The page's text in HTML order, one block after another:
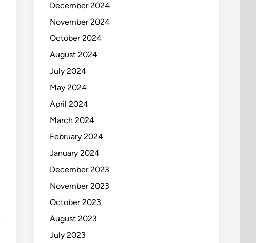
December 2024
November 2024
October 2024
August 2024
July 2024
May 2024
April 2024
March 2024
February 2024
January 2024
December 2023
November 2023
October 2023
August 2023
July 2023